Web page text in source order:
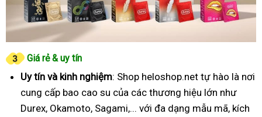
Giá rẻ & uy tín
Uy tín và kinh nghiệm: Shop heloshop.net tự hào là nơi
cung cấp bao cao su của các thương hiệu lớn như
Durex, Okamoto, Sagami,... với đa dạng mẫu mã, kích